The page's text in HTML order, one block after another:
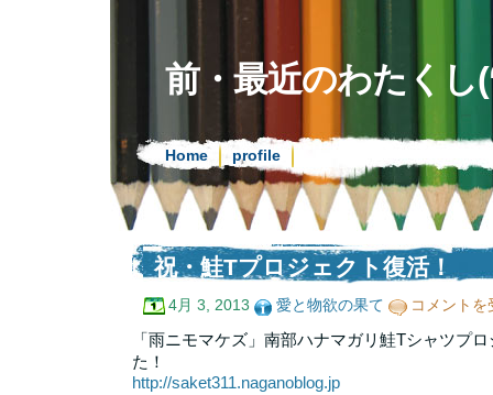
前・最近のわたくし
Home profile
祝・鮭Tプロジェクト復活！
4月 3, 2013 愛と物欲の果て
祝・
T
プ
コメント
「雨ニモマケズ」南部ハナマガリ鮭Tシャツプ
た！
http://saket311.naganoblog.jp